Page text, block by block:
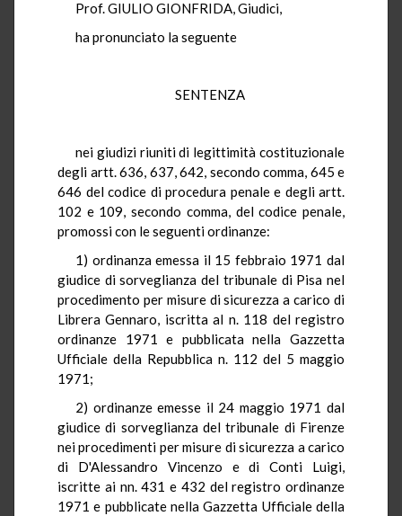
Prof. GIULIO GIONFRIDA, Giudici,
ha pronunciato la seguente
SENTENZA
nei giudizi riuniti di legittimità costituzionale
degli artt. 636, 637, 642, secondo comma, 645 e
646 del codice di procedura penale e degli artt.
102 e 109, secondo comma, del codice penale,
promossi con le seguenti ordinanze:
1) ordinanza emessa il 15 febbraio 1971 dal
giudice di sorveglianza del tribunale di Pisa nel
procedimento per misure di sicurezza a carico di
Librera Gennaro, iscritta al n. 118 del registro
ordinanze 1971 e pubblicata nella Gazzetta
Ufficiale della Repubblica n. 112 del 5 maggio
1971;
2) ordinanze emesse il 24 maggio 1971 dal
giudice di sorveglianza del tribunale di Firenze
nei procedimenti per misure di sicurezza a carico
di D'Alessandro Vincenzo e di Conti Luigi,
iscritte ai nn. 431 e 432 del registro ordinanze
1971 e pubblicate nella Gazzetta Ufficiale della